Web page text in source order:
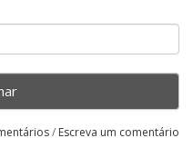
/ Escreva um comentário